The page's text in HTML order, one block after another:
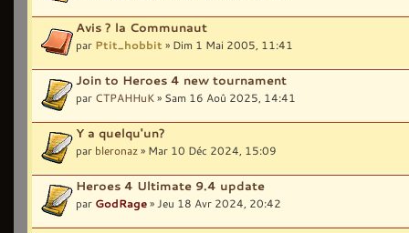
Avis ? la Communaut
par Ptit_hobbit » Dim 1 Mai 2005, 11:41
Join to Heroes 4 new tournament
par CTPAHHuK» Sam 16 Aoû 2025, 14:41
Y a quelqu'un?
par bleronaz» Mar 10 Déc 2024, 15:09
Heroes 4 Ultimate 9.4 update
par GodRage» Jeu 18 Avr 2024, 20:42